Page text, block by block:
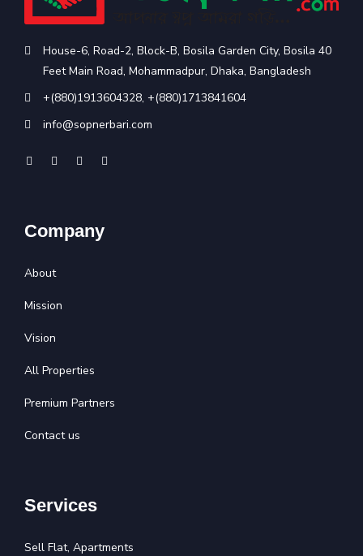
House-6, Road-2, Block-B, Bosila Garden City, Bosila 40
Feet Main Road, Mohammadpur, Dhaka, Bangladesh
+(880)1913604328, +(880)1713841604
info@sopnerbari.com
Company
About
Mission
Vision
All Properties
Premium Partners
Contact us
Services
Sell Flat, Apartments